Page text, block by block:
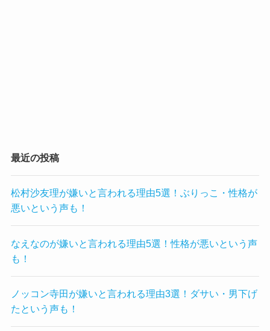
最近の投稿
松村沙友理が嫌いと言われる理由5選！ぶりっこ・性格が
悪いという声も！
なえなのが嫌いと言われる理由5選！性格が悪いという声
も！
ノッコン寺田が嫌いと言われる理由3選！ダサい・男下げ
たという声も！